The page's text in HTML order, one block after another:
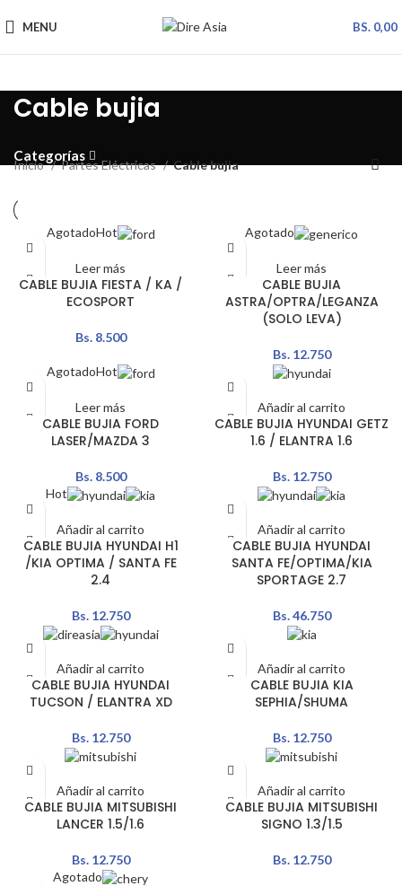
MENU BS. 0,00
Cable bujia
Categorías
Inicio Partes Eléctricas Cable bujia
AgotadoHot
Leer más
CABLE BUJIA FIESTA / KA /
ECOSPORT
Bs.8.500
Agotado
Leer más
CABLE BUJIA
ASTRA/OPTRA/LEGANZA
(SOLO LEVA)
Bs.12.750
AgotadoHot
Leer más
CABLE BUJIA FORD
LASER/MAZDA 3
Bs.8.500
Añadir al carrito
CABLE BUJIA HYUNDAI GETZ
1.6 / ELANTRA 1.6
Bs.12.750
Hot
Añadir al carrito
CABLE BUJIA HYUNDAI H1
/KIA OPTIMA / SANTA FE
2.4
Bs.12.750
Añadir al carrito
CABLE BUJIA HYUNDAI
SANTA FE/OPTIMA/KIA
SPORTAGE 2.7
Bs.46.750
Añadir al carrito
CABLE BUJIA HYUNDAI
TUCSON / ELANTRA XD
Bs.12.750
Añadir al carrito
CABLE BUJIA KIA
SEPHIA/SHUMA
Bs.12.750
Añadir al carrito
CABLE BUJIA MITSUBISHI
LANCER 1.5/1.6
Bs.12.750
Añadir al carrito
CABLE BUJIA MITSUBISHI
SIGNO 1.3/1.5
Bs.12.750
Agotado